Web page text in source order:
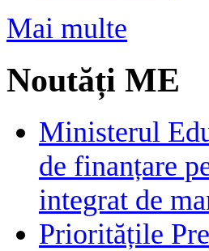
Mai multe
Noutăți ME
Ministerul
de finanțare
integrat de
Prioritățile